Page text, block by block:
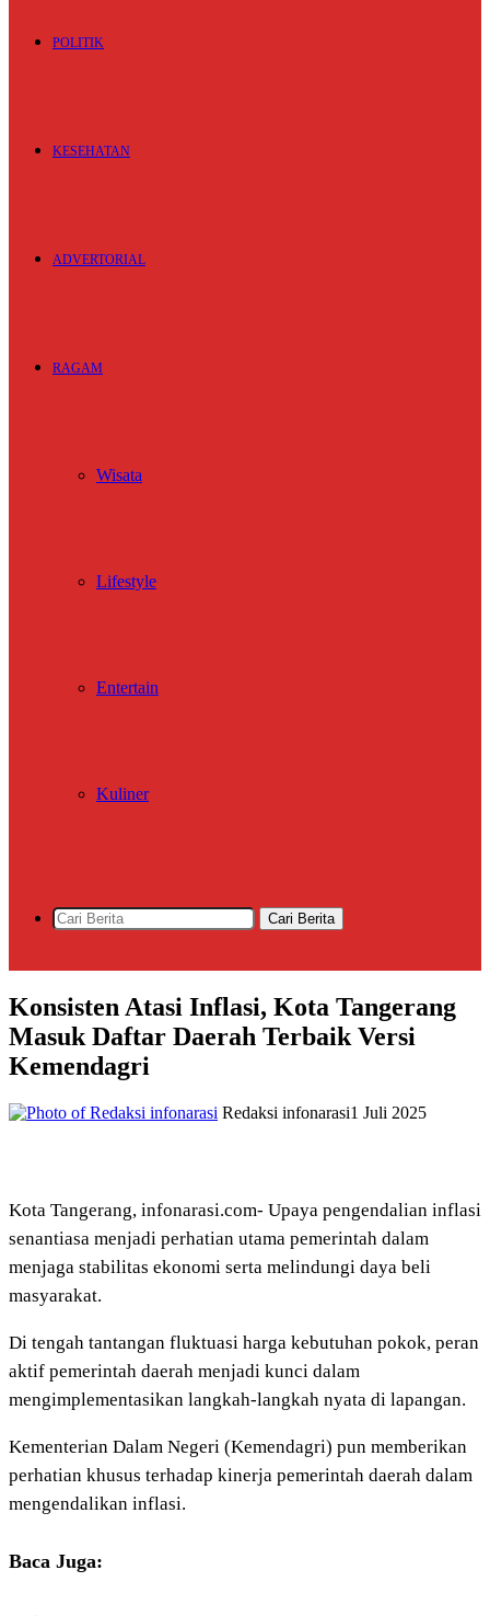
POLITIK
KESEHATAN
ADVERTORIAL
RAGAM
Wisata
Lifestyle
Entertain
Kuliner
Cari Berita
Konsisten Atasi Inflasi, Kota Tangerang
Masuk Daftar Daerah Terbaik Versi
Kemendagri
Redaksi infonarasi1 Juli 2025
Kota Tangerang, infonarasi.com- Upaya pengendalian inflasi
senantiasa menjadi perhatian utama pemerintah dalam
menjaga stabilitas ekonomi serta melindungi daya beli
masyarakat.
Di tengah tantangan fluktuasi harga kebutuhan pokok, peran
aktif pemerintah daerah menjadi kunci dalam
mengimplementasikan langkah-langkah nyata di lapangan.
Kementerian Dalam Negeri (Kemendagri) pun memberikan
perhatian khusus terhadap kinerja pemerintah daerah dalam
mengendalikan inflasi.
Baca Juga: